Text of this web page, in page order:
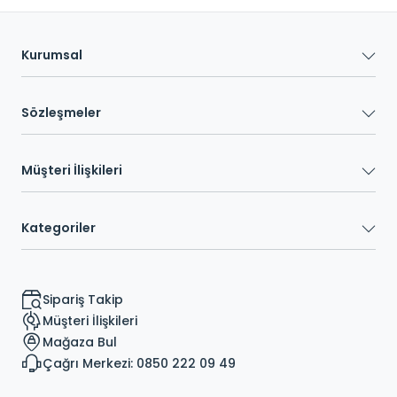
Kurumsal
Sözleşmeler
Müşteri İlişkileri
Kategoriler
Sipariş Takip
Müşteri İlişkileri
Mağaza Bul
Çağrı Merkezi: 0850 222 09 49